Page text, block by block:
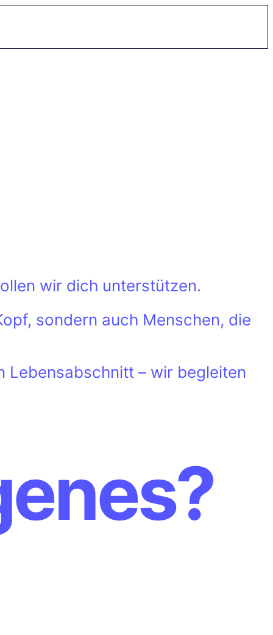
wir dich unterstützen.
sondern auch Menschen, die
Lebensabschnitt – wir begleiten